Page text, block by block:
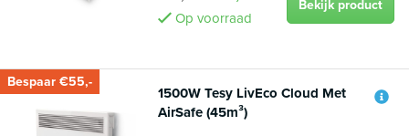
Op voorraad
Bekijk product
Bespaar €55,-
1500W Tesy LivEco Cloud Met
AirSafe (45m³)